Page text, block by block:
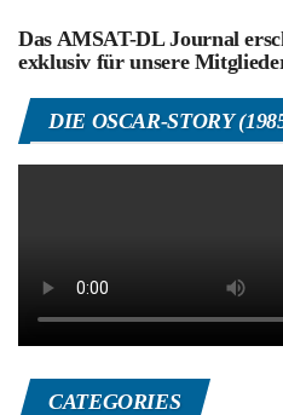
Das AMSAT-DL Journal
exklusiv für unsere
DIE OSCAR-STORY
CATEGORIES